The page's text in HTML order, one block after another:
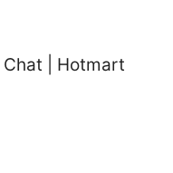
Chat | Hotmart